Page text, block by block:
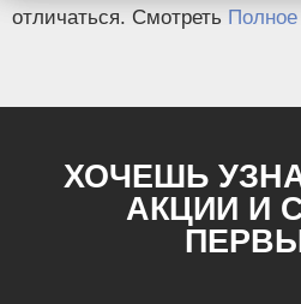
отличаться. Смотреть
ХОЧЕШЬ
АКЦИИ И